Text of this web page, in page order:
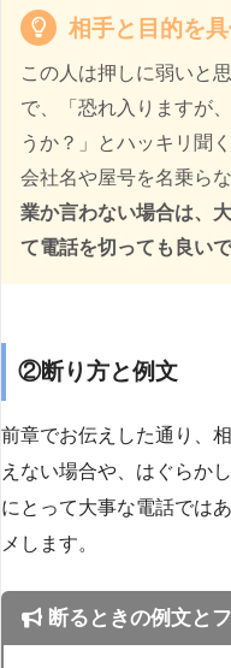
相手と目的を
この人は押しに弱いと
で、「恐れ入りますが
うか？」とハッキリ聞
会社名や屋号を名乗ら
業か言わない場合は、
て電話を切っても良いで
②断り方と例文
前章でお伝えした通り、
えない場合や、はぐらか
にとって大事な電話では
メします。
断るときの例文と